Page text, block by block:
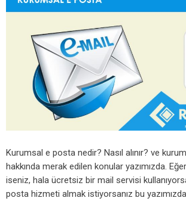
Kurumsal e posta nedir? Nasıl alınır? ve
hakkında merak edilen konular yazımızda.
iseniz, hala ücretsiz bir mail servisi
posta hizmeti almak istiyorsanız bu